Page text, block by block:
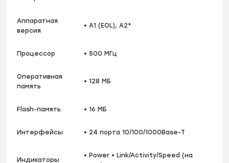
Аппаратная
версия
• A1 (EOL), A2*
Процессор • 500 МГц
Оперативная
память
• 128 МБ
Flash-память • 16 МБ
Интерфейсы • 24 порта 10/100/1000Base-T
Индикаторы
• Power • Link/Activity/Speed (на